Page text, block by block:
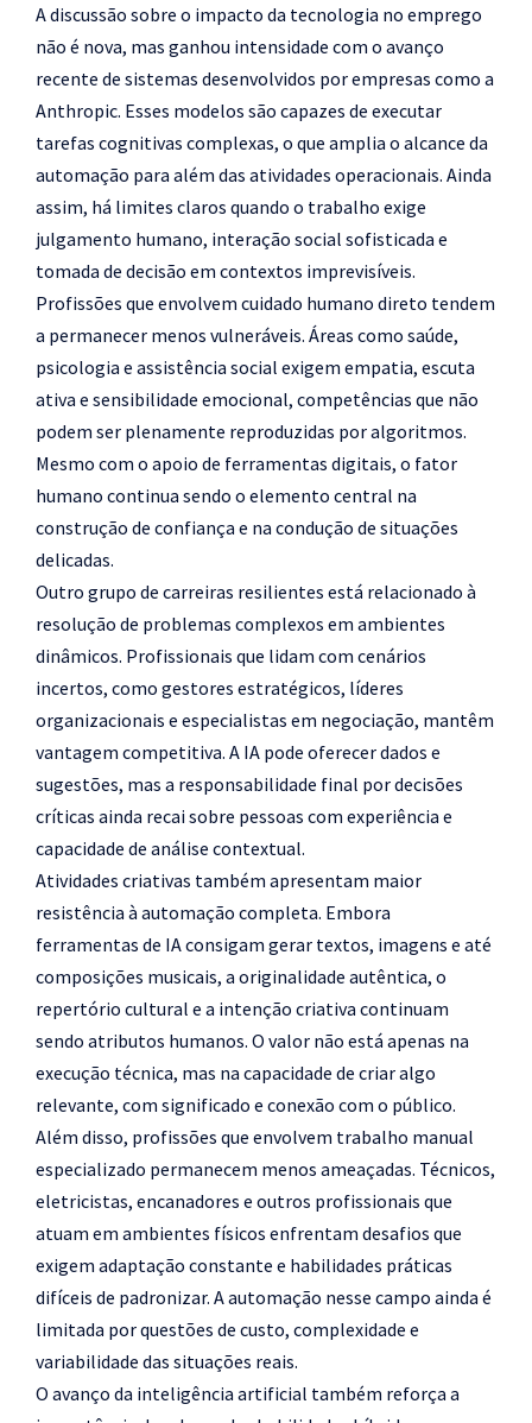
A discussão sobre o impacto da tecnologia no emprego
não é nova, mas ganhou intensidade com o avanço
recente de sistemas desenvolvidos por empresas como a
Anthropic. Esses modelos são capazes de executar
tarefas cognitivas complexas, o que amplia o alcance da
automação para além das atividades operacionais. Ainda
assim, há limites claros quando o trabalho exige
julgamento humano, interação social sofisticada e
tomada de decisão em contextos imprevisíveis.
Profissões que envolvem cuidado humano direto tendem
a permanecer menos vulneráveis. Áreas como saúde,
psicologia e assistência social exigem empatia, escuta
ativa e sensibilidade emocional, competências que não
podem ser plenamente reproduzidas por algoritmos.
Mesmo com o apoio de ferramentas digitais, o fator
humano continua sendo o elemento central na
construção de confiança e na condução de situações
delicadas.
Outro grupo de carreiras resilientes está relacionado à
resolução de problemas complexos em ambientes
dinâmicos. Profissionais que lidam com cenários
incertos, como gestores estratégicos, líderes
organizacionais e especialistas em negociação, mantêm
vantagem competitiva. A IA pode oferecer dados e
sugestões, mas a responsabilidade final por decisões
críticas ainda recai sobre pessoas com experiência e
capacidade de análise contextual.
Atividades criativas também apresentam maior
resistência à automação completa. Embora
ferramentas de IA consigam gerar textos, imagens e até
composições musicais, a originalidade autêntica, o
repertório cultural e a intenção criativa continuam
sendo atributos humanos. O valor não está apenas na
execução técnica, mas na capacidade de criar algo
relevante, com significado e conexão com o público.
Além disso, profissões que envolvem trabalho manual
especializado permanecem menos ameaçadas. Técnicos,
eletricistas, encanadores e outros profissionais que
atuam em ambientes físicos enfrentam desafios que
exigem adaptação constante e habilidades práticas
difíceis de padronizar. A automação nesse campo ainda é
limitada por questões de custo, complexidade e
variabilidade das situações reais.
O avanço da inteligência artificial também reforça a